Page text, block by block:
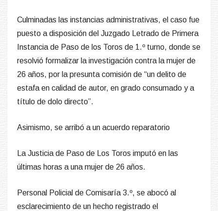
Culminadas las instancias administrativas, el caso fue
puesto a disposición del Juzgado Letrado de Primera
Instancia de Paso de los Toros de 1.º turno, donde se
resolvió formalizar la investigación contra la mujer de
26 años, por la presunta comisión de “un delito de
estafa en calidad de autor, en grado consumado y a
título de dolo directo”.
Asimismo, se arribó a un acuerdo reparatorio
La Justicia de Paso de Los Toros imputó en las
últimas horas a una mujer de 26 años.
Personal Policial de Comisaría 3.º, se abocó al
esclarecimiento de un hecho registrado el